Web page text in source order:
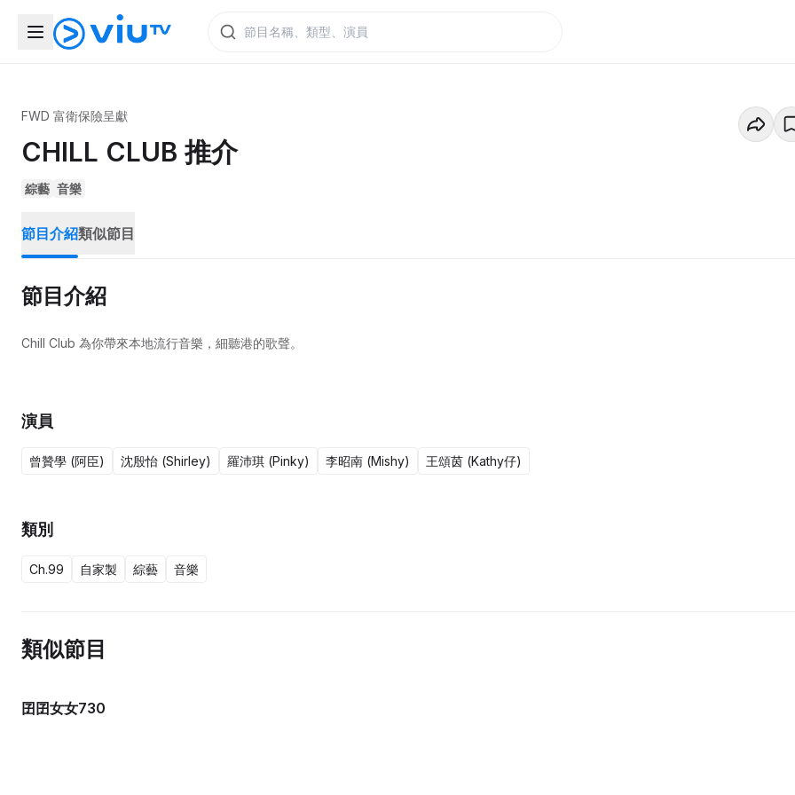
FWD 富衛保險呈獻
CHILL CLUB 推介
綜藝 音樂
節目介紹類似節目
節目介紹
Chill Club 為你帶來本地流行音樂，細聽港的歌聲。
演員
曾贊學 (阿臣) 沈殷怡 (Shirley) 羅沛琪 (Pinky) 李昭南 (Mishy) 王頌茵 (Kathy仔)
類別
Ch.99 自家製 綜藝 音樂
類似節目
囝囝女女730